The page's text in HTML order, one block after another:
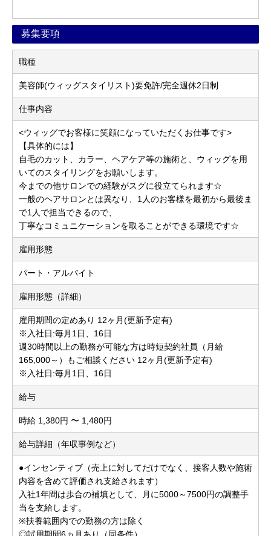
募集要項
職種
美容師(ウィッグスタイリスト)要免許/完全週休2日制
仕事内容
<ウィッグでお客様に笑顔になっていただくお仕事です>
【具体的には】
自毛のカット、カラー、ヘアケア等の施術と、ウィッグを用
いてのスタイリングをお願いします。
今までの他サロンでの経験がスグに役立てられます☆
一般のヘアサロンとは異なり、1人のお客様を最初から最後ま
で1人で担当できるので、
丁寧なコミュニケーションを取ることができる環境です☆
雇用形態
パート・アルバイト
雇用形態（詳細）
雇用期間の定めあり 12ヶ月(更新予定有)
※入社日:毎月1日、16日
週30時間以上の勤務が可能な方は時短契約社員（月給
165,000～）もご相談ください 12ヶ月(更新予定有)
※入社日:毎月1日、16日
給与
時給 1,380円 〜 1,480円
給与詳細（年収事例など）
●インセンティブ（売上に対してだけでなく、接客人数や施術
内容を含めて評価され支給されます）
入社1年間は歩合の補填として、月に5000～7500円の調整手
当を支給します。
※扶養範囲内での勤務の方は除く